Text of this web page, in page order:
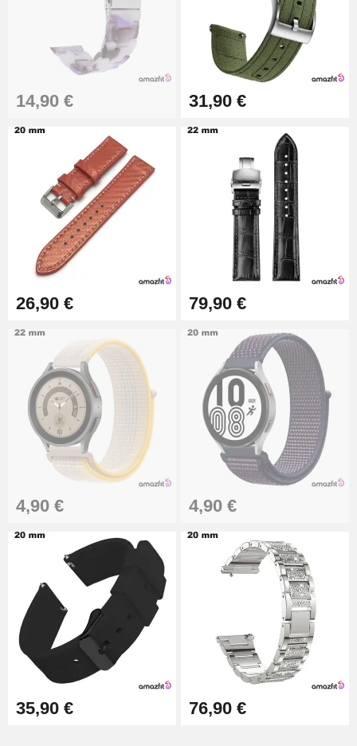
Outil Changement Bracelet
Montre Professionnel
49,92 €
Outil Bracelet Montre pas cher
Kit pour Raccourcir Bracelet
Montre
7,90 €
Kit Réparation Montre Débutant
Pied à Coulisse Numérique
9,90 €
Kit Horlogerie Débutant
26,90 €
Marteau Horloger pour Goupille
3,90 €
Kit pour Réduire Bracelet
Montre Métal
13,90 €
Boîte Pompe Bracelet Montre -
Diamètre 1,50 mm - 8 à 25 mm
14,90 € 31,90 €
26,90 € 79,90 €
4,90 € 4,90 €
35,90 € 76,90 €